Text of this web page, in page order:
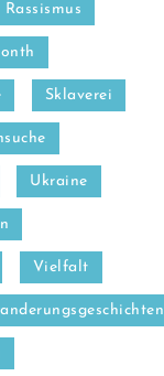
Rassismus
Sklaverei
Ukraine
Vielfalt